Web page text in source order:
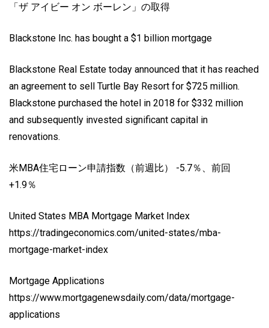
「ザ アイビー オン ボーレン」の取得
Blackstone Inc. has bought a $1 billion mortgage
Blackstone Real Estate today announced that it has reached
an agreement to sell Turtle Bay Resort for $725 million.
Blackstone purchased the hotel in 2018 for $332 million
and subsequently invested significant capital in
renovations.
米MBA住宅ローン申請指数（前週比） -5.7％、前回
+1.9％
United States MBA Mortgage Market Index
https://tradingeconomics.com/united-states/mba-
mortgage-market-index
Mortgage Applications
https://www.mortgagenewsdaily.com/data/mortgage-
applications